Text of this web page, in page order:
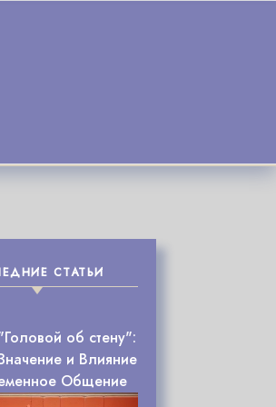
СТАТЬИ
об стену":
и Влияние
Общение